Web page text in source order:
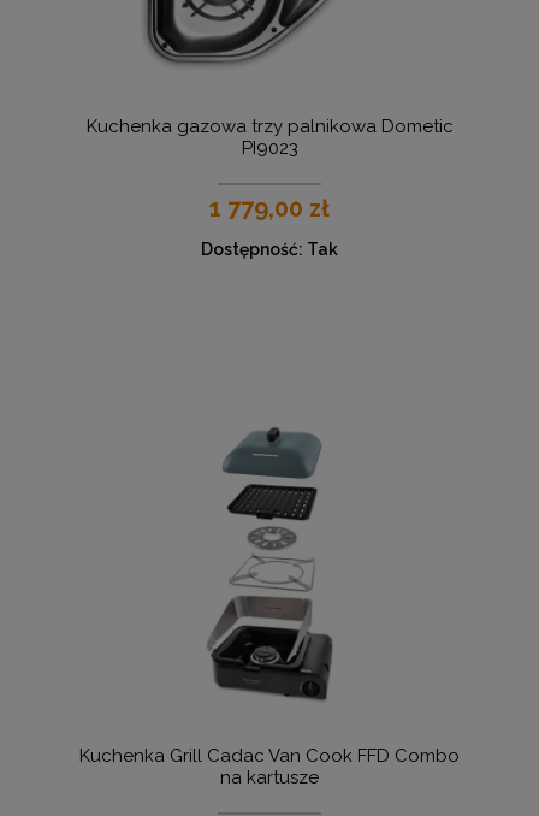
Kuchenka gazowa trzy palnikowa Dometic
PI9023
1 779,00 zł
Dostępność: Tak
Kuchenka Grill Cadac Van Cook FFD Combo
na kartusze